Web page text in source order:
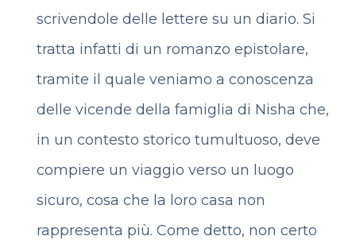
scrivendole delle lettere su un diario. Si
tratta infatti di un romanzo epistolare,
tramite il quale veniamo a conoscenza
delle vicende della famiglia di Nisha che,
in un contesto storico tumultuoso, deve
compiere un viaggio verso un luogo
sicuro, cosa che la loro casa non
rappresenta più. Come detto, non certo